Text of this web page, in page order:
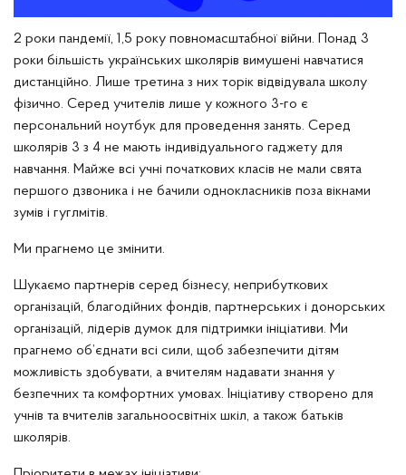
2 роки пандемії, 1,5 року повномасштабної війни. Понад 3
роки більшість українських школярів вимушені навчатися
дистанційно. Лише третина з них торік відвідувала школу
фізично. Серед учителів лише у кожного 3-го є
персональний ноутбук для проведення занять. Серед
школярів 3 з 4 не мають індивідуального гаджету для
навчання. Майже всі учні початкових класів не мали свята
першого дзвоника і не бачили однокласників поза вікнами
зумів і гуглмітів.
Ми прагнемо це змінити.
Шукаємо партнерів серед бізнесу, неприбуткових
організацій, благодійних фондів, партнерських і донорських
організацій, лідерів думок для підтримки ініціативи. Ми
прагнемо об’єднати всі сили, щоб забезпечити дітям
можливість здобувати, а вчителям надавати знання у
безпечних та комфортних умовах. Ініціативу створено для
учнів та вчителів загальноосвітніх шкіл, а також батьків
школярів.